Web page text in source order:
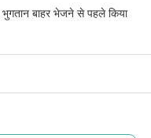
बाहर भेजने से पहले किया